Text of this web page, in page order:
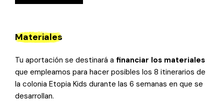
Materiales
Tu aportación se destinará a financiar los materiales
que empleamos para hacer posibles los 8 itinerarios de
la colonia Etopia Kids durante las 6 semanas en que se
desarrollan.